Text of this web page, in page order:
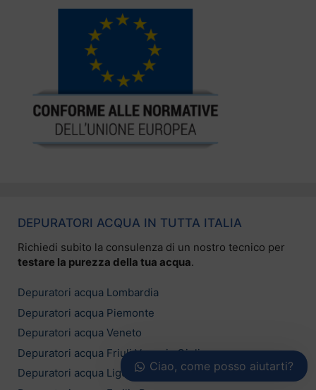
DEPURATORI ACQUA IN TUTTA ITALIA
Richiedi subito la consulenza di un nostro tecnico per
testare la purezza della tua acqua.
Depuratori acqua Lombardia
Depuratori acqua Piemonte
Depuratori acqua Veneto
Depuratori acqua Friuli Venezia Giulia
Depuratori acqua Liguria
Ciao, come posso aiutarti?